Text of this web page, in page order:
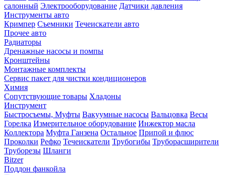
салонный Электрооборудование Датчики давления
Инструменты авто
Кримпер Съемники Течеискатели авто
Прочее авто
Радиаторы
Дренажные насосы и помпы
Кронштейны
Монтажные комплекты
Сервис пакет для чистки кондиционеров
Химия
Сопутствующие товары Хладоны
Инструмент
Быстросъемы, Муфты Вакуумные насосы Вальцовка Весы
Горелка Измерительное оборудование Инжектор масла
Коллектора Муфта Ганзена Остальное Припой и флюс
Проколки Рефко Течеискатели Трубогибы Труборасширители
Труборезы Шланги
Bitzer
Поддон фанкойла